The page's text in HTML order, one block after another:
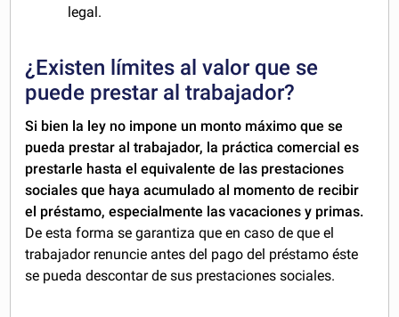
legal.
¿Existen límites al valor que se
puede prestar al trabajador?
Si bien la ley no impone un monto máximo que se
pueda prestar al trabajador, la práctica comercial es
prestarle hasta el equivalente de las prestaciones
sociales que haya acumulado al momento de recibir
el préstamo, especialmente las vacaciones y primas.
De esta forma se garantiza que en caso de que el
trabajador renuncie antes del pago del préstamo éste
se pueda descontar de sus prestaciones sociales.